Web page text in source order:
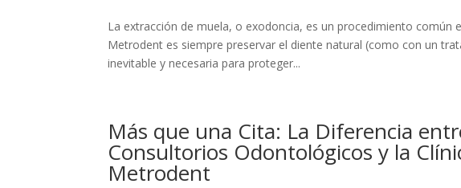
La extracción de muela, o exodoncia, es un procedimiento
Metrodent es siempre preservar el diente natural (como con un
inevitable y necesaria para proteger...
Más que una Cita: La Diferencia
Consultorios Odontológicos y la
Metrodent